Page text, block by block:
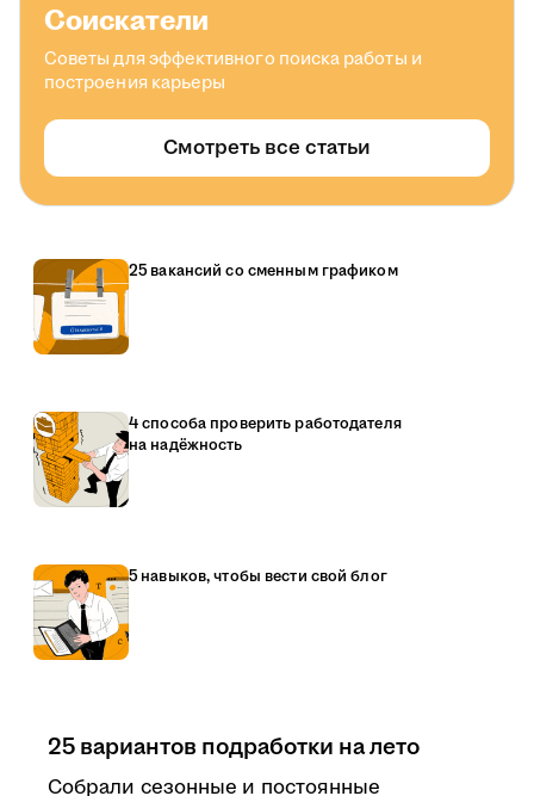
Соискатели
Советы для эффективного поиска работы и
построения карьеры
Смотреть все статьи
25 вакансий со сменным графиком
4 способа проверить работодателя
на надёжность
5 навыков, чтобы вести свой блог
25 вариантов подработки на лето
Собрали сезонные и постоянные